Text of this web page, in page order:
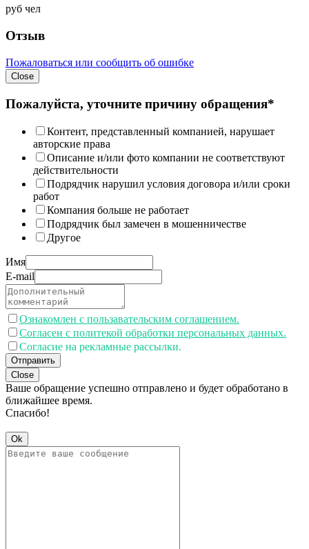
руб чел
Отзыв
Пожаловаться или сообщить об ошибке
Close
Пожалуйста, уточните причину обращения*
Контент, представленный компанией, нарушает
авторские права
Описание и/или фото компании не соответствуют
действительности
Подрядчик нарушил условия договора и/или сроки
работ
Компания больше не работает
Подрядчик был замечен в мошенничестве
Другое
Имя
E-mail
Ознакомлен с пользавательским соглашением.
Согласен с политекой обработки персональных данных.
Согласие на рекламные рассылки.
Отправить
Close
Ваше обращение успешно отправлено и будет обработано в
ближайшее время.
Спасибо!
Ok